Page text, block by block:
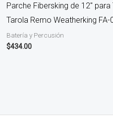
Parche Fibersking de 12″
Tarola Remo Weatherking FA-
Batería y Percusión
$434.00